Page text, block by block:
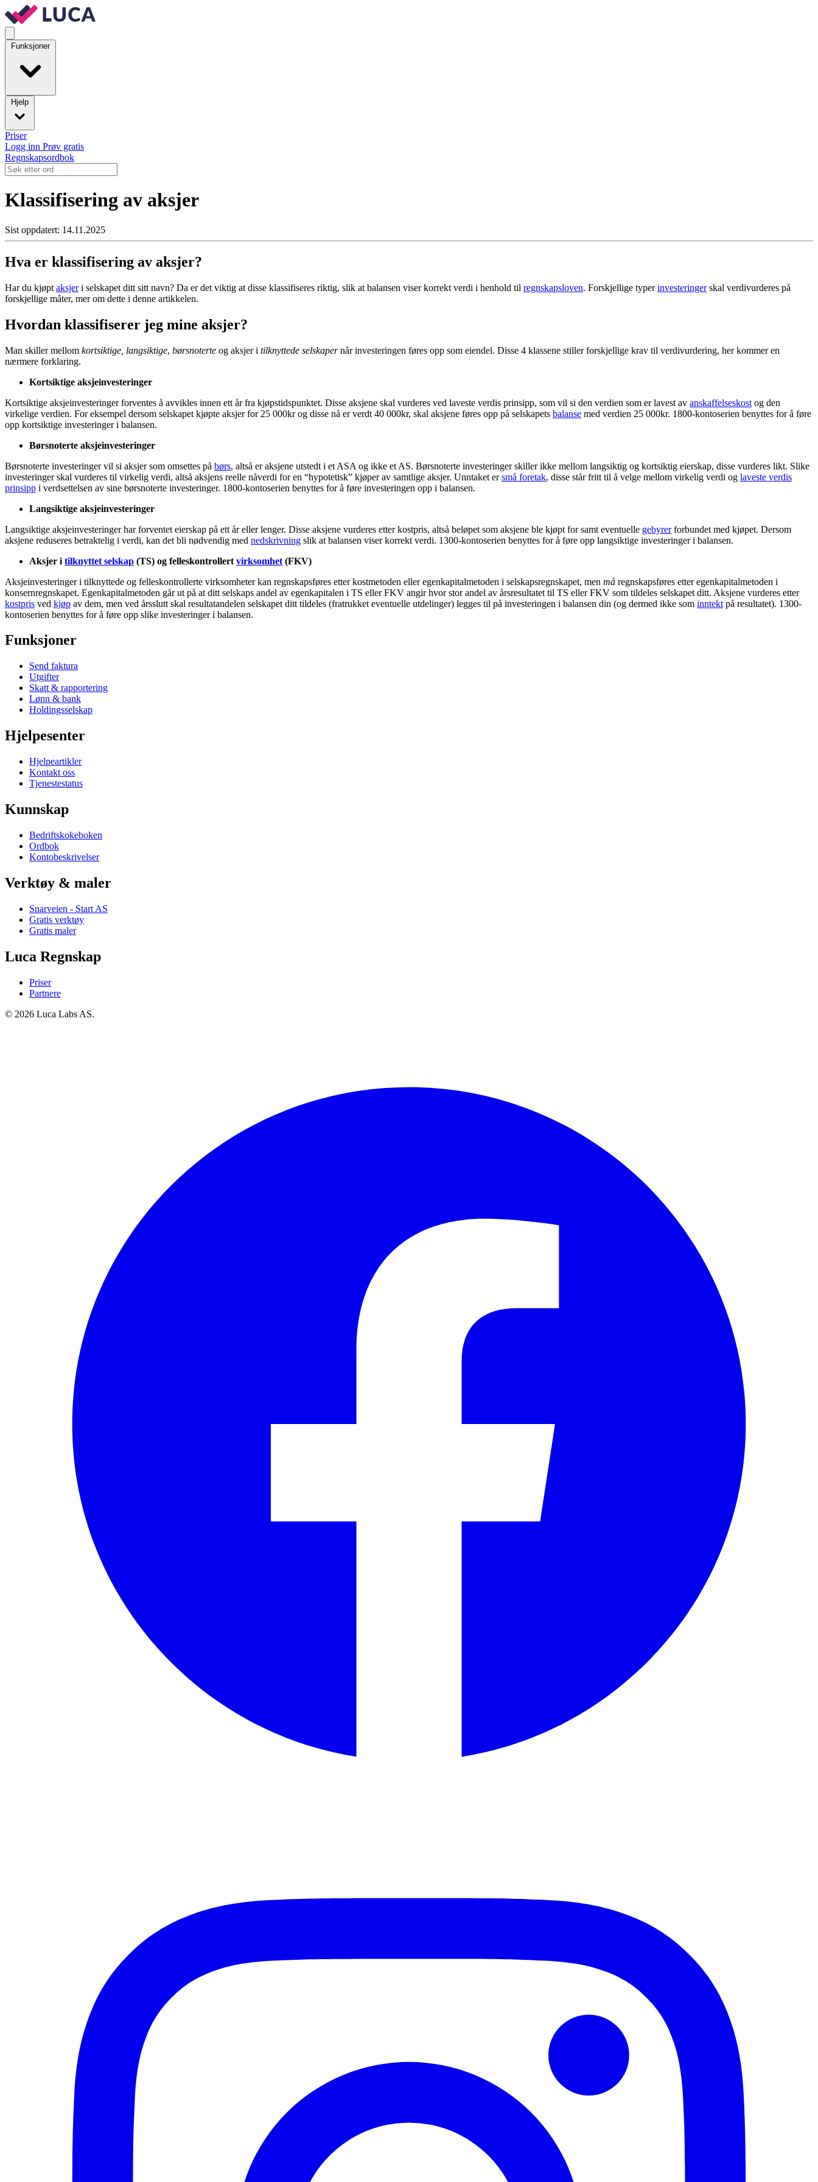
Funksjoner
Hjelp
Priser
Logg inn Prøv gratis
Regnskapsordbok
Klassifisering av aksjer
Sist oppdatert: 14.11.2025
Hva er klassifisering av aksjer?
Har du kjøpt aksjeri selskapet ditt sitt navn? Da er det viktig at disse klassifiseres riktig, slik at balansen viser korrekt verdi i henhold til regnskapsloven. Forskjellige typerinvesteringerskal verdivurderes på
forskjellige måter, mer om dette i denne artikkelen.
Hvordan klassifiserer jeg mine aksjer?
Man skiller mellom kortsiktige, langsiktige, børsnoterte og aksjer i tilknyttede selskapernår investeringen føres opp som eiendel. Disse 4 klassene stiller forskjellige krav til verdivurdering, her kommer en
nærmere forklaring.
Kortsiktige aksjeinvesteringer
Kortsiktige aksjeinvesteringer forventes å avvikles innen ett år fra kjøpstidspunktet. Disse aksjene skal vurderes ved laveste verdis prinsipp, som vil si den verdien som er lavest av anskaffelseskost og den
virkelige verdien. For eksempel dersom selskapet kjøpte aksjer for 25 000kr og disse nå er verdt 40 000kr, skal aksjene føres opp på selskapets balanse med verdien 25 000kr. 1800-kontoserien benyttes for å føre
opp kortsiktige investeringer i balansen.
Børsnoterte aksjeinvesteringer
Børsnoterte investeringer vil si aksjer som omsettes på børs, altså er aksjene utstedt i et ASA og ikke et AS. Børsnoterte investeringer skiller ikke mellom langsiktig og kortsiktig eierskap, disse vurderes likt. Slike
investeringer skal vurderes til virkelig verdi, altså aksjens reelle nåverdi for en “hypotetisk” kjøper av samtlige aksjer. Unntaket ersmå foretak, disse står fritt til å velge mellom virkelig verdi og laveste verdis
prinsipp i verdsettelsen av sine børsnoterte investeringer. 1800-kontoserien benyttes for å føre investeringen opp i balansen.
Langsiktige aksjeinvesteringer
Langsiktige aksjeinvesteringer har forventet eierskap på ett år eller lenger. Disse aksjene vurderes etter kostpris, altså beløpet som aksjene ble kjøpt for samt eventuelle gebyrerforbundet med kjøpet. Dersom
aksjene reduseres betraktelig i verdi, kan det bli nødvendig med nedskrivning slik at balansen viser korrekt verdi. 1300-kontoserien benyttes for å føre opp langsiktige investeringer i balansen.
Aksjer i tilknyttet selskap (TS) og felleskontrollert virksomhet (FKV)
Aksjeinvesteringer i tilknyttede og felleskontrollerte virksomheter kan regnskapsføres etter kostmetoden eller egenkapitalmetoden i selskapsregnskapet, men må regnskapsføres etter egenkapitalmetoden i
konsernregnskapet. Egenkapitalmetoden går ut på at ditt selskaps andel av egenkapitalen i TS eller FKV angir hvor stor andel av årsresultatet til TS eller FKV som tildeles selskapet ditt. Aksjene vurderes etter
kostpris ved kjøp av dem, men ved årsslutt skal resultatandelen selskapet ditt tildeles (fratrukket eventuelle utdelinger) legges til på investeringen i balansen din (og dermed ikke som inntekt på resultatet). 1300-
kontoserien benyttes for å føre opp slike investeringer i balansen.
Funksjoner
Send faktura
Utgifter
Skatt & rapportering
Lønn & bank
Holdingsselskap
Hjelpesenter
Hjelpeartikler
Kontakt oss
Tjenestestatus
Kunnskap
Bedriftskokeboken
Ordbok
Kontobeskrivelser
Verktøy & maler
Snarveien - Start AS
Gratis verktøy
Gratis maler
Luca Regnskap
Priser
Partnere
© 2026 Luca Labs AS.